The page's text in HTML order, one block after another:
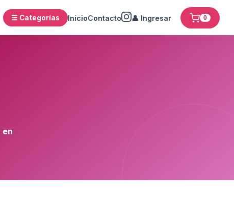
☰ Categorías InicioContacto 👤 Ingresar 0
en